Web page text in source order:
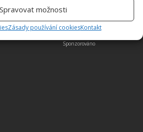
Spravovat možnosti
Zásady používání cookiesKontakt